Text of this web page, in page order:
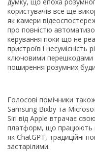
думку, що епоха
користувачів все ще
як камери
про повністю
керування поки що не
пристроїв і
ключовими перешкодами
поширення розумних
Голосові помічники
Samsung Bixby та
Siri від Apple втрачає
платформ, що працюють
як ChatGPT, традиційні
застарілими.